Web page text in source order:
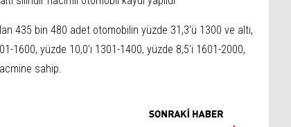
435 bin 480 adet otomobilin yüzde 31,3'ü 1300 ve altı,
1600, yüzde 10,0'ı 1301-1400, yüzde 8,5'i 1601-2000,
sahip.